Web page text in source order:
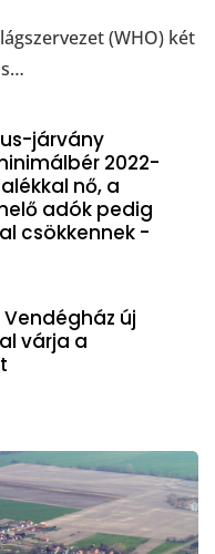
(WHO) két
járvány
2022-
nő, a
adók pedig
csökkennek -
új
várja a